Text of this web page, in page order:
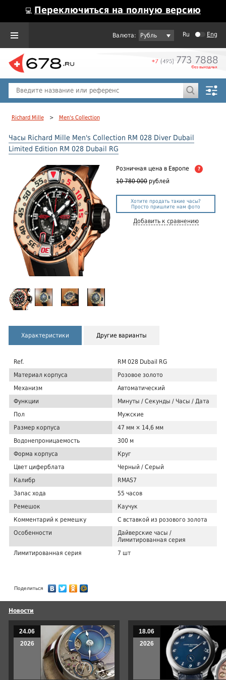
💻 Переключиться на полную версию
Рубль Ru Eng
Richard Mille > Men's Collection
Часы Richard Mille Men's Collection RM 028 Diver Dubail
Limited Edition RM 028 Dubail RG
Розничная цена в Европе ?
10 780 000 рублей
Хотите продать такие часы?
Просто пришлите нам фото
Добавить к сравнению
Характеристики Другие варианты
Ref.
RM 028 Dubail RG
Материал корпуса
Розовое золото
Механизм
Автоматический
Функции
Минуты / Секунды / Часы / Дата
Пол
Мужские
Размер корпуса
47 мм × 14,6 мм
Водонепроницаемость
300 м
Форма корпуса
Круг
Цвет циферблата
Черный / Серый
Калибр
RMAS7
Запас хода
55 часов
Ремешок
Каучук
Комментарий к ремешку
С вставкой из розового золота
Особенности
Дайверские часы /
Лимитированная серия
Лимитированная серия
7 шт
Поделиться
Новости
24.06
2026
18.06
2026